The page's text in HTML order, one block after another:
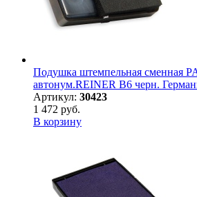
Подушка штемпельная сменная
автонум.REINER B6 черн.
Артикул: 30423
1 472 руб.
В корзину